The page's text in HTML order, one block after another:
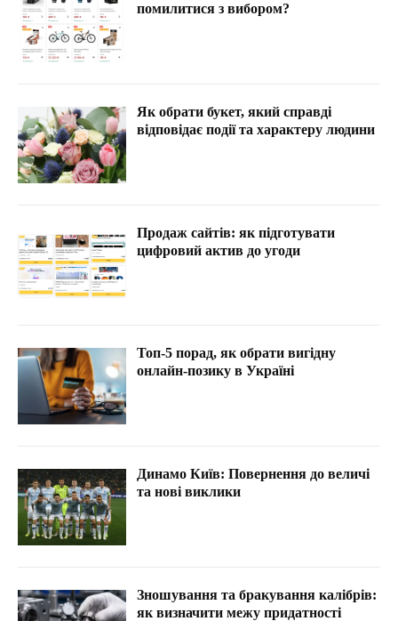
помилитися з вибором?
Як обрати букет, який справді
відповідає події та характеру людини
Продаж сайтів: як підготувати
цифровий актив до угоди
Топ-5 порад, як обрати вигідну
онлайн-позику в Україні
Динамо Київ: Повернення до величі
та нові виклики
Зношування та бракування калібрів:
як визначити межу придатності